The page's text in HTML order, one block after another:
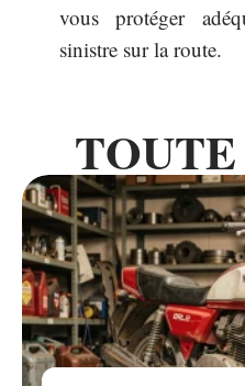
vous protéger
sinistre sur la route.